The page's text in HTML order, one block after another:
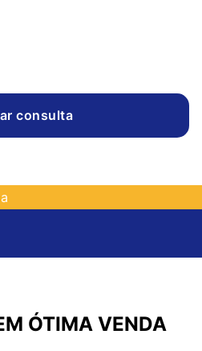
consulta
ÓTIMA VENDA